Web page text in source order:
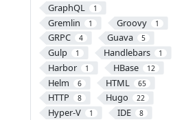
GraphQL 1
Gremlin 1 Groovy 1
GRPC 4 Guava 5
Gulp 1 Handlebars 1
Harbor 1 HBase 12
Helm 6 HTML 65
HTTP 8 Hugo 22
Hyper-V 1 IDE 8